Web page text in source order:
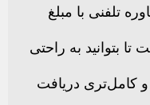
تلفنی با مبلغ
بتوانید به راحتی
کامل‌تری دریافت